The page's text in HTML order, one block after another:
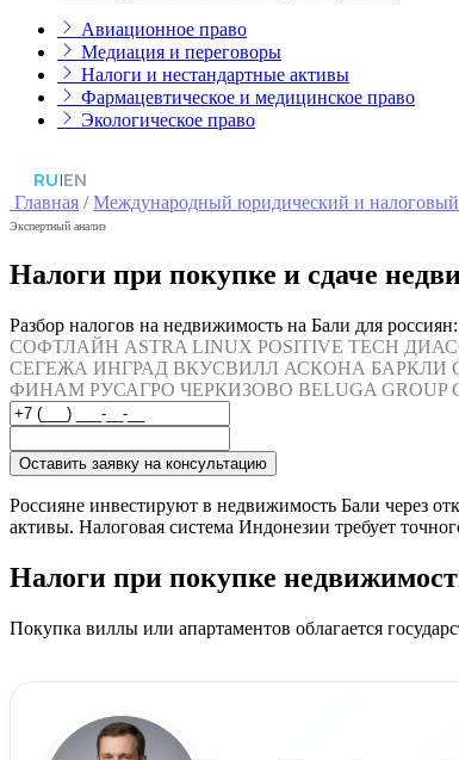
Авиационное право
Медиация и переговоры
Налоги и нестандартные активы
Фармацевтическое и медицинское право
Экологическое право
RU|EN
Главная /Международный юридический и налоговый
Экспертный анализ
Налоги при покупке и сдаче
Разбор налогов на недвижимость на Бали для
СОФТЛАЙН ASTRA LINUX POSITIVE TECH
СЕГЕЖА ИНГРАД ВКУСВИЛЛ АСКОНА БАРКЛИ
ФИНАМ РУСАГРО ЧЕРКИЗОВО BELUGA GROUP
Оставить заявку на консультацию
Россияне инвестируют в недвижимость Бали через
активы. Налоговая система Индонезии требует
Налоги при покупке
Покупка виллы или апартаментов облагается